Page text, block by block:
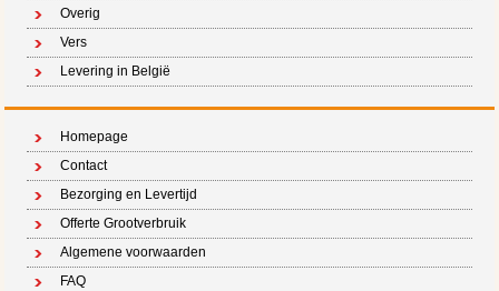
Overig
Vers
Levering in België
Homepage
Contact
Bezorging en Levertijd
Offerte Grootverbruik
Algemene voorwaarden
FAQ